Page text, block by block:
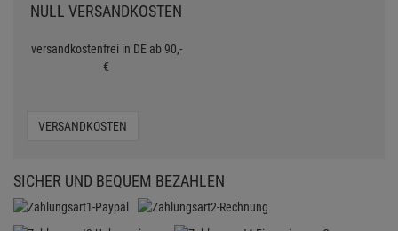
NULL VERSANDKOSTEN
versandkostenfrei in DE ab 90,-
€
VERSANDKOSTEN
SICHER UND BEQUEM BEZAHLEN